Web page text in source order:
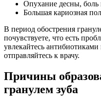
Опухание десны, боль
Большая кариозная
В период обострения
почувствуете, что есть
увлекайтесь
отправляйтесь к врачу.
Причины
гранулем зуба